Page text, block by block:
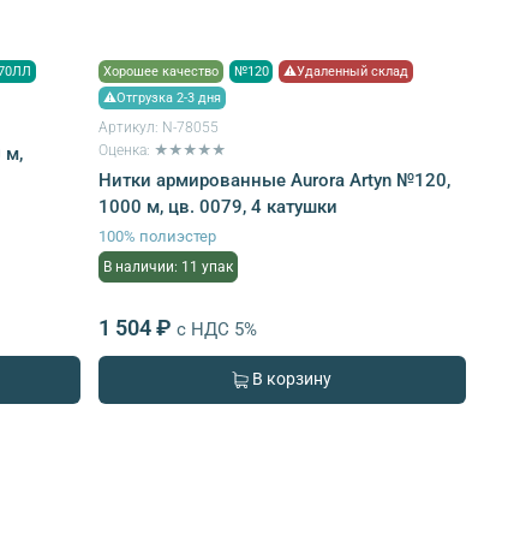
м,
Хорошее качество №120
⚠Удаленный склад
⚠Отгрузка 2-3 дня
Артикул: N-78055
Оценка: ★★★★★
Нитки армированные Aurora Artyn №120,
1000 м, цв. 0079, 4 катушки
100% полиэстер
В наличии: 11 упак
1 504 ₽ с НДС 5%
В корзину